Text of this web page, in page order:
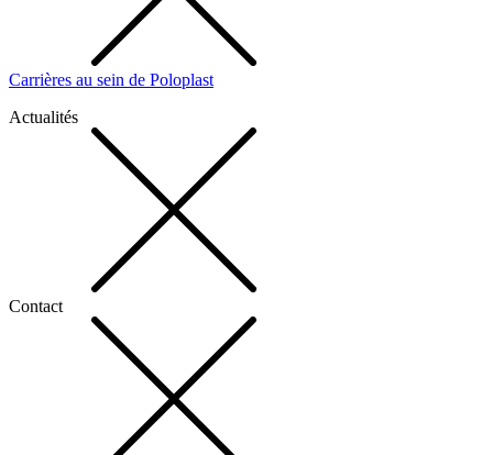
Carrières au sein de Poloplast
Actualités
Contact